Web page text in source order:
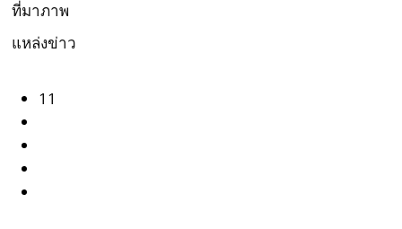
ที่มาภาพ
แหล่งข่าว
11